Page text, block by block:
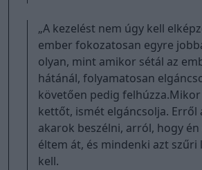
„A kezelést nem úgy kell
ember fokozatosan egyre
olyan, mint amikor sétál az
hátánál, folyamatosan
követően pedig
kettőt, ismét elgáncsolja. Erről
akarok beszélni, arról, hogy
éltem át, és mindenki azt szűri
kell.